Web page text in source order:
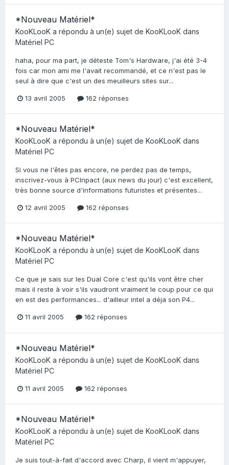
*Nouveau Matériel*
KooKLooK a répondu à un(e) sujet de KooKLooK dans
Matériel PC
haha, pour ma part, je déteste Tom's Hardware, j'ai été 3-4
fois car mon ami me l'avait recommandé, et ce n'est pas le
seul à dire que c'est un des meuilleurs sites sur...
13 avril 2005 162 réponses
*Nouveau Matériel*
KooKLooK a répondu à un(e) sujet de KooKLooK dans
Matériel PC
Si vous ne l'êtes pas encore, ne perdez pas de temps,
inscrivez-vous à PCInpact (aux news du jour) c'est excellent,
très bonne source d'informations futuristes et présentes...
12 avril 2005 162 réponses
*Nouveau Matériel*
KooKLooK a répondu à un(e) sujet de KooKLooK dans
Matériel PC
Ce que je sais sur les Dual Core c'est qu'ils vont être cher
mais il reste à voir s'ils vaudront vraiment le coup pour ce qui
en est des performances... d'ailleur intel a déja son P4...
11 avril 2005 162 réponses
*Nouveau Matériel*
KooKLooK a répondu à un(e) sujet de KooKLooK dans
Matériel PC
11 avril 2005 162 réponses
*Nouveau Matériel*
KooKLooK a répondu à un(e) sujet de KooKLooK dans
Matériel PC
Je suis tout-à-fait d'accord avec Charp, il vient m'appuyer,